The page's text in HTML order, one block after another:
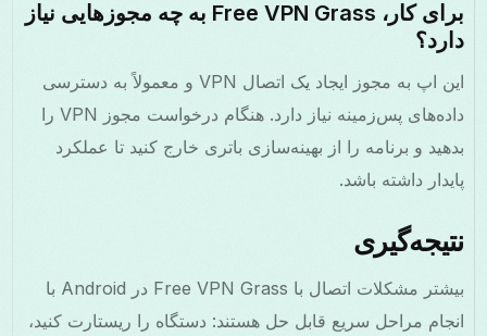
برای کار، Free VPN Grass به چه مجوزهایی نیاز
دارد؟
این اپ به مجوز ایجاد یک اتصال VPN و معمولاً به دسترسی
داده‌های پس‌زمینه نیاز دارد. هنگام درخواست مجوز VPN را
بدهید و برنامه را از بهینه‌سازی باتری خارج کنید تا عملکرد
پایدار داشته باشد.
نتیجه‌گیری
بیشتر مشکلات اتصال با Free VPN Grass در Android با
انجام مراحل سریع قابل حل هستند: دستگاه را ریستارت کنید،